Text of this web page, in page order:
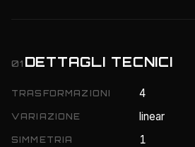
01 DETTAGLI TECNICI
TRASFORMAZIONI 4
VARIAZIONE linear
SIMMETRIA 1